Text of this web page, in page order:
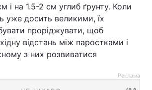
і на 1.5-2 см углиб ґрунту. Коли
уже досить великими, їх
проріджувати, щоб
відстань між паростками і
з них розвиватися
Реклама